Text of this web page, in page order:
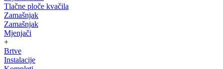
Tlačne ploče kvačila
Zamašnjak
Zamašnjak
Mjenjači
+
Brtve
Instalacije